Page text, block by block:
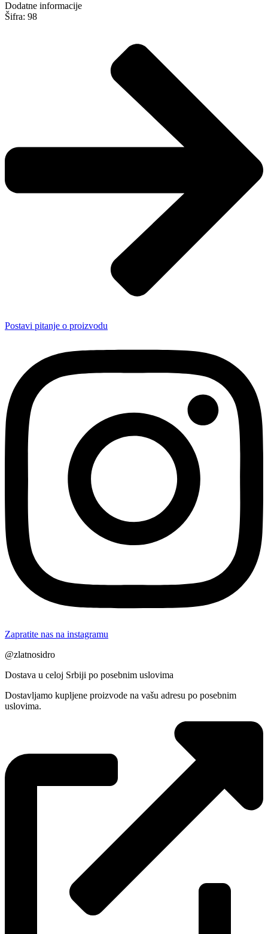
Dodatne informacije
Šifra: 98
Postavi pitanje o proizvodu
Zapratite nas na instagramu
@zlatnosidro
Dostava u celoj Srbiji po posebnim uslovima
Dostavljamo kupljene proizvode na vašu adresu po posebnim
uslovima.